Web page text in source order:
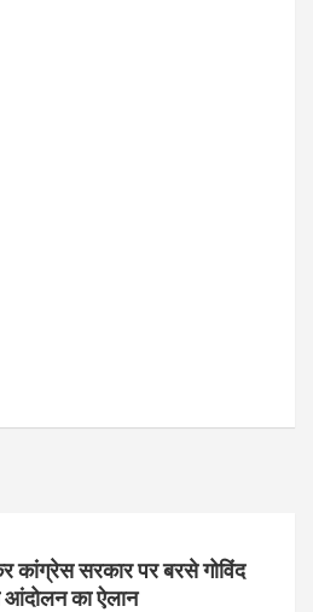
कांग्रेस सरकार पर बरसे गोविंद
का ऐलान